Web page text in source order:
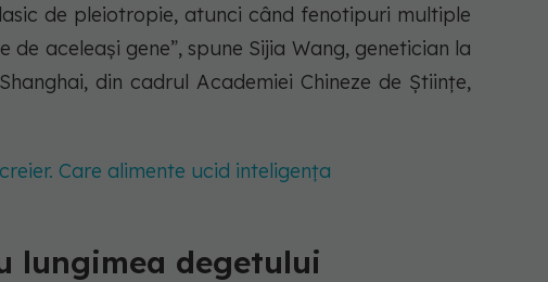
de pleiotropie, atunci când fenotipuri multiple
aceleași gene”, spune Sijia Wang, genetician la
din cadrul Academiei Chineze de Științe,
Care alimente ucid inteligența
lungimea degetului